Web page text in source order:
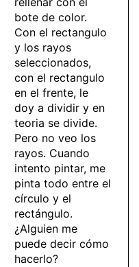
bote de color.
Con el rectangulo
y los rayos
seleccionados,
con el rectangulo
en el frente, le
doy a dividir y en
teoria se divide.
Pero no veo los
rayos. Cuando
intento pintar, me
pinta todo entre el
círculo y el
rectángulo.
¿Alguien me
puede decir cómo
hacerlo?